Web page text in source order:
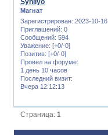
Магнат
Зарегистрирован: 2023-10-16
Приглашений: 0
Сообщений: 594
Уважение: [+0/-0]
Позитив: [+0/-0]
Провел на форуме:
1 день 10 часов
Последний визит:
Вчера 12:12:13
Страница:1